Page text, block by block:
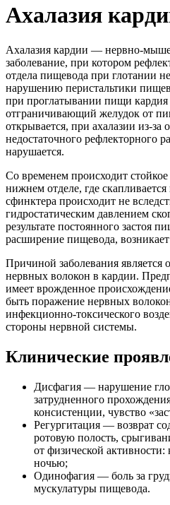
Ахалазия
Ахалазия кардии — нервно-
заболевание, при котором
отдела пищевода при глотании
нарушению перистальтики
при проглатывании пищи
отграничивающий желудок от
открывается, при ахалазии из-за
недостаточного рефлекторного
нарушается.
Со временем происходит
нижнем отделе, где
сфинктера происходит не
гидростатическим давлением
результате постоянного застоя
расширение пищевода,
Причиной заболевания является
нервных волокон в кардии.
имеет врожденное
быть поражение нервных
инфекционно-токсического
стороны нервной системы.
Клинические
Дисфагия — нарушение
затрудненного
консистенции, чувство
Регургитация — возврат
ротовую полость,
от физической активности:
ночью;
Одинофагия — боль за
мускулатуры пищевода.